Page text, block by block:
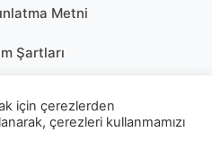
Metni
Şartları
için çerezlerden
çerezleri kullanmamızı